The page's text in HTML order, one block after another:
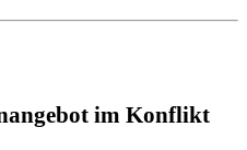
im Konflikt